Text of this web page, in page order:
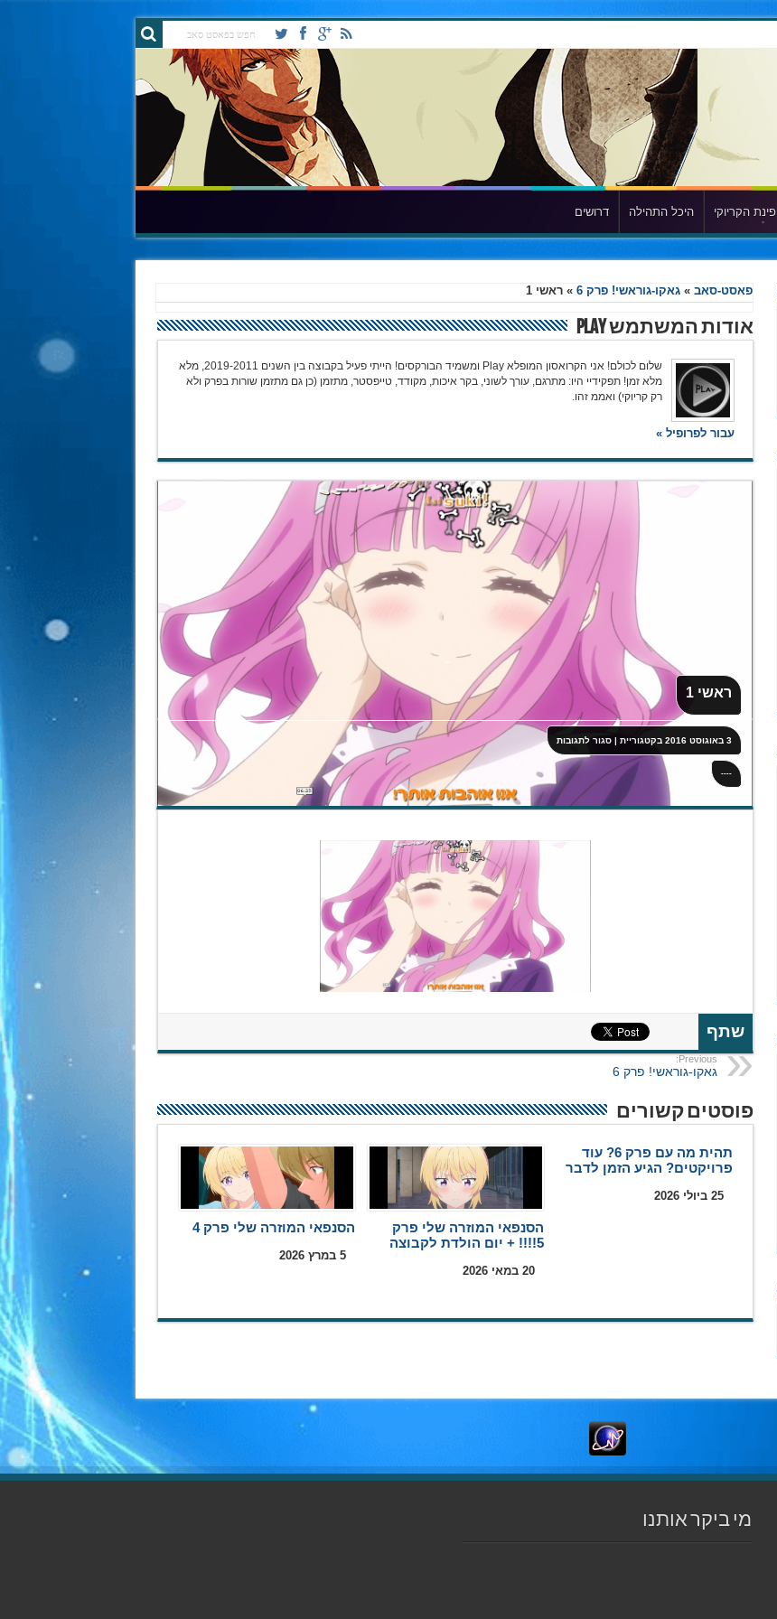
פינת הקריוקי היכל התהילה דרושים
פאסט-סאב »גאקו-גוראשי! פרק 6 »ראשי 1
אודות המשתמש Play
שלום לכולם! אני הקרואסון המופלא Play ומשמיד הבורקסים! הייתי פעיל בקבוצה בין השנים 2019-2011, מלא
מלא זמן! תפקידיי היו: מתרגם, עורך לשוני, בקר איכות, מקודד, טייפסטר, מתזמן (כן גם מתזמן שורות בפרק ולא
רק קריוקי) ואממ זהו.
עבור לפרופיל »
ראשי 1
3 באוגוסט 2016 בקטגוריית |סגור לתגובותעל
ראשי
----
שתף
Previous:
גאקו-גוראשי! פרק 6
פוסטים קשורים
תהית מה עם פרק 6? עוד
פרויקטים? הגיע הזמן לדבר
25 ביולי 2026
הסנפאי המוזרה שלי פרק
5!!!! + יום הולדת לקבוצה
20 במאי 2026
הסנפאי המוזרה שלי פרק 4
5 במרץ 2026
מי ביקר אותנו